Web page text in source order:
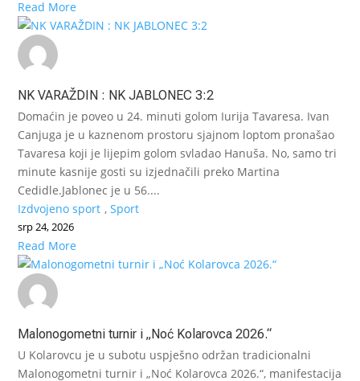
Read More
NK VARAŽDIN : NK JABLONEC 3:2
Domaćin je poveo u 24. minuti golom Iurija Tavaresa. Ivan
Canjuga je u kaznenom prostoru sjajnom loptom pronašao
Tavaresa koji je lijepim golom svladao Hanuša. No, samo tri
minute kasnije gosti su izjednačili preko Martina
Cedidle.Jablonec je u 56....
Izdvojeno sport ,Sport
srp 24, 2026
Read More
Malonogometni turnir i „Noć Kolarovca 2026.“
U Kolarovcu je u subotu uspješno održan tradicionalni
Malonogometni turnir i „Noć Kolarovca 2026.“, manifestacija